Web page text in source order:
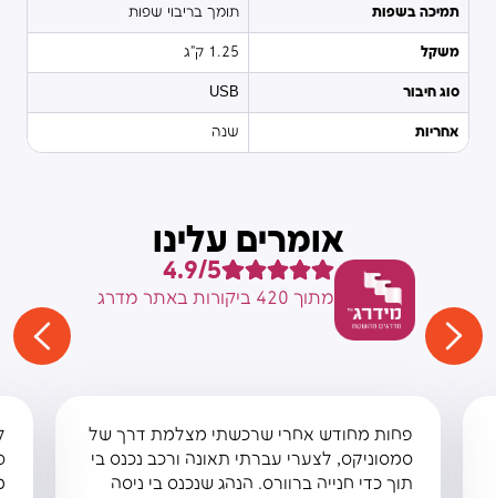
תמיכה בשפות תומך בריבוי שפות
משקל 1.25 ק"ג
סוג חיבור USB
אחריות שנה
אומרים עלינו
4.9/5
מתוך 420 ביקורות באתר מדרג
פחות מחודש אחרי שרכשתי מצלמת דרך של
סמסוניקס, לצערי עברתי תאונה ורכב נכנס בי
תוך כדי חנייה ברוורס. הנהג שנכנס בי ניסה